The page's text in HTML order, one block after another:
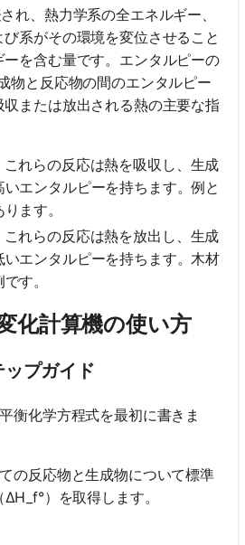
れ、熱力学系の全エネルギー、
系がその環境を変位させること
を含む量です。エンタルピーの
物と反応物の間のエンタルピー
または放出される熱の主要な指
これらの反応は熱を吸収し、生成
エンタルピーを持ちます。例と
ます。
これらの反応は熱を放出し、生成
エンタルピーを持ちます。木材
す。
化計算機の使い方
プガイド
衡化学方程式を最初に書きま
の反応物と生成物について標準
）を取得します。